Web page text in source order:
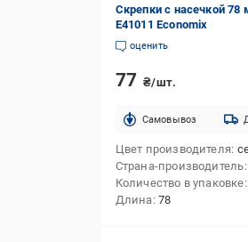
Скрепки с насечкой
E41011 Economix
оценить
77 ₴/шт.
Cамовывоз
Цвет производителя
Страна-производитель
Количество в упаковке
Длина 78